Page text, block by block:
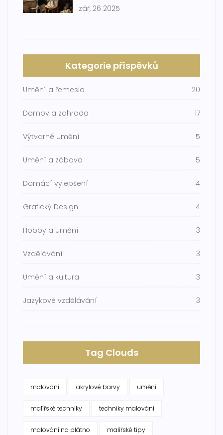
zář, 26 2025
Kategorie příspěvků
Umění a řemesla 20
Domov a zahrada 17
Výtvarné umění 5
Umění a zábava 5
Domácí vylepšení 4
Grafický Design 4
Hobby a umění 3
Vzdělávání 3
Umění a kultura 3
Jazykové vzdělávání 3
Tag Clouds
malování akrylové barvy umění
malířské techniky techniky malování
malování na plátno malířské tipy